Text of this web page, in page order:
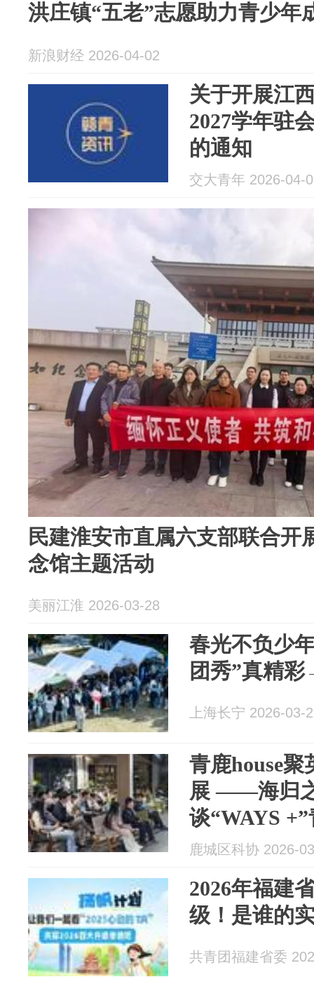
洪庄镇“五老”志愿助力青少年
新浪财经 2026-04-02
关于开展江
2027学年驻
的通知
交大青年 2026-04-
民建淮安市直属六支部联合开
念馆主题活动
美丽江淮 2026-03-28
春光不负少
团秀”真精
上海长宁 2026-03-
青鹿house
展 ——海归
谈“WAYS
鹿城区科协 2026-
2026年福建
级！是谁的
共青团福建省委